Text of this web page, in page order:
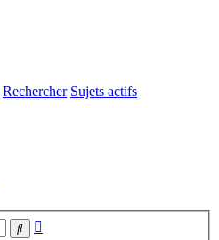
Rechercher Sujets actifs
Rechercher